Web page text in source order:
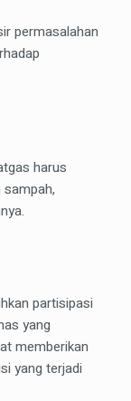
permasalahan
harus
partisipasi
yang
memberikan
yang terjadi